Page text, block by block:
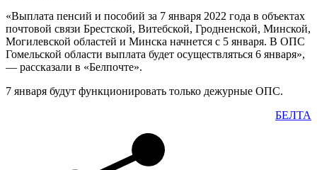
«Выплата пенсий и пособий за 7 января 2022 года в объектах
почтовой связи Брестской, Витебской, Гродненской, Минской,
Могилевской областей и Минска начнется с 5 января. В ОПС
Гомельской области выплата будет осуществляться 6 января»,
— рассказали в «Белпочте».
7 января будут функционировать только дежурные ОПС.
БЕЛТА